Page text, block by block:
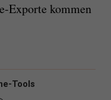
Exporte kommen
Tools